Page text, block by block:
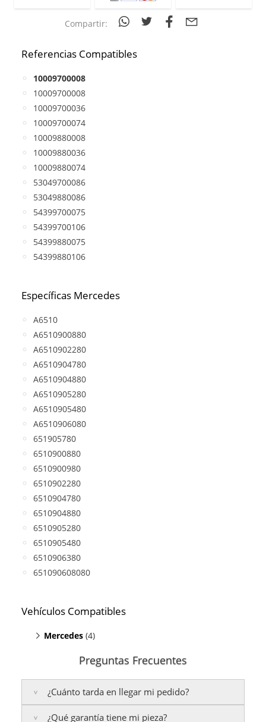
Compartir:
Referencias Compatibles
10009700008
10009700008
10009700036
10009700074
10009880008
10009880036
10009880074
53049700086
53049880086
54399700075
54399700106
54399880075
54399880106
Específicas Mercedes
A6510
A6510900880
A6510902280
A6510904780
A6510904880
A6510905280
A6510905480
A6510906080
651905780
6510900880
6510900980
6510902280
6510904780
6510904880
6510905280
6510905480
6510906380
651090608080
Vehículos Compatibles
Mercedes (4)
E200 W212(motor A651)
Sprinter 216 CDI(motor A651)
Sprinter 316 CDI(motor A651)
Preguntas Frecuentes
¿Cuánto tarda en llegar mi pedido?
¿Qué garantía tiene mi pieza?